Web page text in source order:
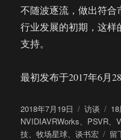
不随波逐流，做出符合
行业发展的初期，这
支持。
最初发布于2017年6月
发
布
于
2018年7月19日
分
类
访谈
标
签
NVIDIAVRWorks、 PSVR、
技、牧场星球、谈书宏
于
留